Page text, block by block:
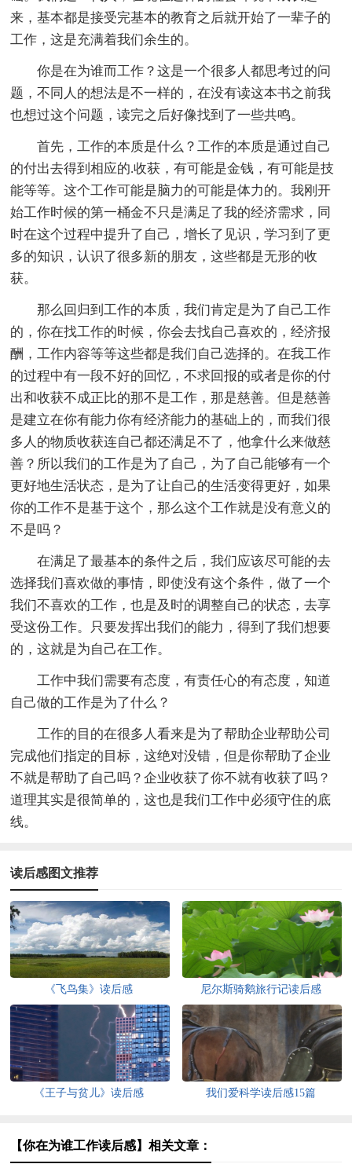
来，基本都是接受完基本的教育之后就开始了一辈子的
工作，这是充满着我们余生的。
你是在为谁而工作？这是一个很多人都思考过的问
题，不同人的想法是不一样的，在没有读这本书之前我
也想过这个问题，读完之后好像找到了一些共鸣。
首先，工作的本质是什么？工作的本质是通过自己
的付出去得到相应的.收获，有可能是金钱，有可能是技
能等等。这个工作可能是脑力的可能是体力的。我刚开
始工作时候的第一桶金不只是满足了我的经济需求，同
时在这个过程中提升了自己，增长了见识，学习到了更
多的知识，认识了很多新的朋友，这些都是无形的收
获。
那么回归到工作的本质，我们肯定是为了自己工作
的，你在找工作的时候，你会去找自己喜欢的，经济报
酬，工作内容等等这些都是我们自己选择的。在我工作
的过程中有一段不好的回忆，不求回报的或者是你的付
出和收获不成正比的那不是工作，那是慈善。但是慈善
是建立在你有能力你有经济能力的基础上的，而我们很
多人的物质收获连自己都还满足不了，他拿什么来做慈
善？所以我们的工作是为了自己，为了自己能够有一个
更好地生活状态，是为了让自己的生活变得更好，如果
你的工作不是基于这个，那么这个工作就是没有意义的
不是吗？
在满足了最基本的条件之后，我们应该尽可能的去
选择我们喜欢做的事情，即使没有这个条件，做了一个
我们不喜欢的工作，也是及时的调整自己的状态，去享
受这份工作。只要发挥出我们的能力，得到了我们想要
的，这就是为自己在工作。
工作中我们需要有态度，有责任心的有态度，知道
自己做的工作是为了什么？
工作的目的在很多人看来是为了帮助企业帮助公司
完成他们指定的目标，这绝对没错，但是你帮助了企业
不就是帮助了自己吗？企业收获了你不就有收获了吗？
道理其实是很简单的，这也是我们工作中必须守住的底
线。
读后感图文推荐
《飞鸟集》读后感 尼尔斯骑鹅旅行记读后感
《王子与贫儿》读后感 我们爱科学读后感15篇
【你在为谁工作读后感】相关文章：